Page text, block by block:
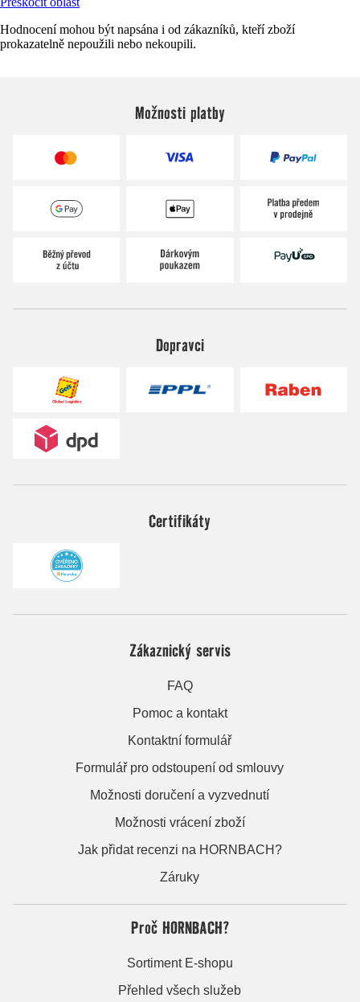
Hodnocení mohou být napsána i od zákazníků, kteří zboží
prokazatelně nepoužili nebo nekoupili.
Možnosti platby
Dopravci
Certifikáty
Zákaznický servis
FAQ
Pomoc a kontakt
Kontaktní formulář
Formulář pro odstoupení od smlouvy
Možnosti doručení a vyzvednutí
Možnosti vrácení zboží
Jak přidat recenzi na HORNBACH?
Záruky
Proč HORNBACH?
Sortiment E-shopu
Přehled všech služeb